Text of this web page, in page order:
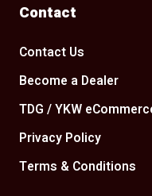
Contact
Contact Us
Become a Dealer
TDG / YKW
Privacy Policy
Terms & Conditions